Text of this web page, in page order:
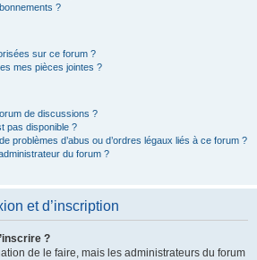
?
sur ce forum ?
mes pièces jointes ?
de discussions ?
pas disponible ?
problèmes d’abus ou d’ordres légaux liés à ce forum ?
du forum ?
et d’inscription
?
de le faire, mais les administrateurs du forum